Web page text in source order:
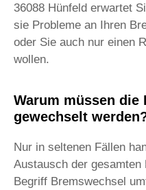
36088 Hünfeld erwartet
sie Probleme an Ihren
oder Sie auch nur einen
wollen.
Warum müssen die
gewechselt
Nur in seltenen Fällen
Austausch der gesamten
Begriff Bremswechsel